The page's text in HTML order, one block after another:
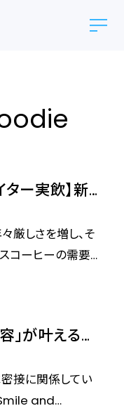
ター実飲】新
UCC『水淹
フルーティ ス
で、夏のコー
厳しさを増し、そ
コーヒーの需要
です。そんな中、
アイスコーヒーの
を持して投入す
ーの新星『UCC
」が叶える新
and
・小川博子
ュー。
接に関係してい
and